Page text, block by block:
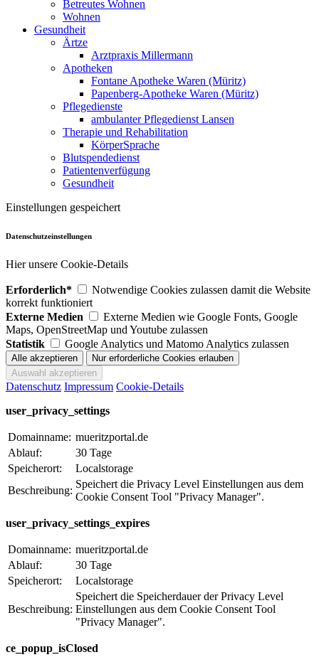
Betreutes Wohnen
Wohnen
Gesundheit
Ärtze
Arztpraxis Millermann
Apotheken
Fontane Apotheke Waren (Müritz)
Papenberg-Apotheke Waren (Müritz)
Pflegedienste
ambulanter Pflegedienst Lansen
Therapie und Rehabilitation
KörperSprache
Blutspendedienst
Patientenverfügung
Gesundheit
Einstellungen gespeichert
Datenschutzeinstellungen
Hier unsere Cookie-Details
Erforderlich*
Notwendige Cookies zulassen damit die Website
korrekt funktioniert
Externe Medien
Externe Medien wie Google Fonts, Google
Maps, OpenStreetMap und Youtube zulassen
Statistik
Google Analytics und Matomo Analytics zulassen
Datenschutz Impressum Cookie-Details
user_privacy_settings
Domainname: mueritzportal.de
Ablauf:
30 Tage
Speicherort:
Localstorage
Beschreibung:
Speichert die Privacy Level Einstellungen aus dem
Cookie Consent Tool "Privacy Manager".
user_privacy_settings_expires
Domainname: mueritzportal.de
Ablauf:
30 Tage
Speicherort:
Localstorage
Beschreibung:
Speichert die Speicherdauer der Privacy Level
Einstellungen aus dem Cookie Consent Tool
"Privacy Manager".
ce_popup_isClosed